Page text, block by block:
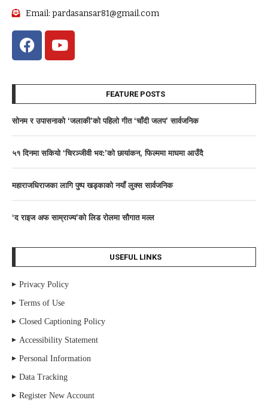
Email: pardasansar81@gmail.com
FEATURE POSTS
साेनम र उपासनाकाे ‘जलाकी’को पहिलो गीत ‘चाँदी जलप’ सार्वजनिक
५१ दिनमा सकियो ‘चिरञ्जीवी भव:’को छायांकन, फिल्ममा माघमा आउँदै
महाराजधिराजका लागि पुष्प खड्काको नयाँ लुक्स सार्वजनिक
‘द राइज अफ साम्राज्य’काे लिड राेलमा सौगात मल्ल
USEFUL LINKS
Privacy Policy
Terms of Use
Closed Captioning Policy
Accessibility Statement
Personal Information
Data Tracking
Register New Account